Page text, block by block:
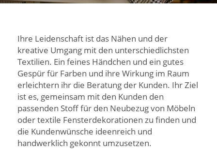
Ihre Leidenschaft ist das Nähen und der
kreative Umgang mit den unterschiedlichsten
Textilien. Ein feines Händchen und ein gutes
Gespür für Farben und ihre Wirkung im Raum
erleichtern ihr die Beratung der Kunden. Ihr Ziel
ist es, gemeinsam mit den Kunden den
passenden Stoff für den Neubezug von Möbeln
oder textile Fensterdekorationen zu finden und
die Kundenwünsche ideenreich und
handwerklich gekonnt umzusetzen.